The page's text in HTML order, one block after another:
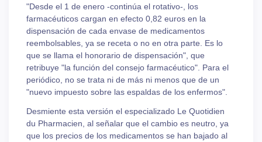
"Desde el 1 de enero -continúa el rotativo-, los
farmacéuticos cargan en efecto 0,82 euros en la
dispensación de cada envase de medicamentos
reembolsables, ya se receta o no en otra parte. Es lo
que se llama el honorario de dispensación", que
retribuye "la función del consejo farmacéutico". Para el
periódico, no se trata ni de más ni menos que de un
"nuevo impuesto sobre las espaldas de los enfermos".
Desmiente esta versión el especializado Le Quotidien
du Pharmacien, al señalar que el cambio es neutro, ya
que los precios de los medicamentos se han bajado al